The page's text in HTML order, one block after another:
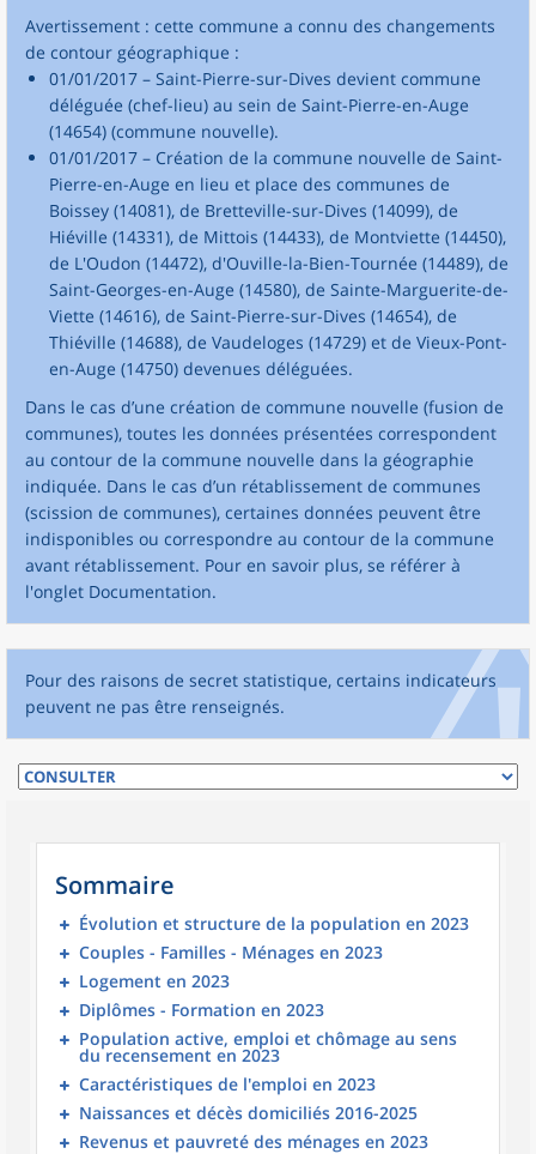
Avertissement : cette commune a connu des changements
de contour géographique :
01/01/2017 – Saint-Pierre-sur-Dives devient commune
déléguée (chef-lieu) au sein de Saint-Pierre-en-Auge
(14654) (commune nouvelle).
01/01/2017 – Création de la commune nouvelle de Saint-
Pierre-en-Auge en lieu et place des communes de
Boissey (14081), de Bretteville-sur-Dives (14099), de
Hiéville (14331), de Mittois (14433), de Montviette (14450),
de L'Oudon (14472), d'Ouville-la-Bien-Tournée (14489), de
Saint-Georges-en-Auge (14580), de Sainte-Marguerite-de-
Viette (14616), de Saint-Pierre-sur-Dives (14654), de
Thiéville (14688), de Vaudeloges (14729) et de Vieux-Pont-
en-Auge (14750) devenues déléguées.
Dans le cas d’une création de commune nouvelle (fusion de
communes), toutes les données présentées correspondent
au contour de la commune nouvelle dans la géographie
indiquée. Dans le cas d’un rétablissement de communes
(scission de communes), certaines données peuvent être
indisponibles ou correspondre au contour de la commune
avant rétablissement. Pour en savoir plus, se référer à
l'onglet Documentation.
Pour des raisons de secret statistique, certains indicateurs
peuvent ne pas être renseignés.
Sommaire
Évolution et structure de la population en 2023
Couples - Familles - Ménages en 2023
Logement en 2023
Diplômes - Formation en 2023
Population active, emploi et chômage au sens
du recensement en 2023
Caractéristiques de l'emploi en 2023
Naissances et décès domiciliés 2016-2025
Revenus et pauvreté des ménages en 2023